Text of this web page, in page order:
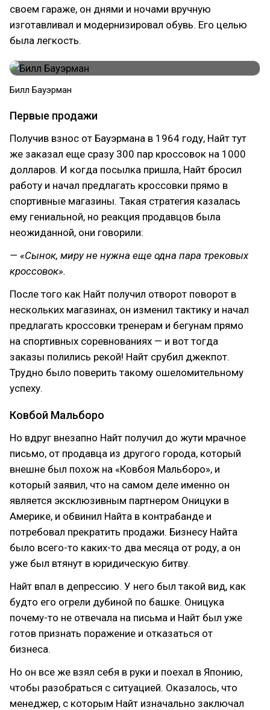
своем гараже, он днями и ночами вручную
изготавливал и модернизировал обувь. Его целью
была легкость.
Билл Бауэрман
Первые продажи
Получив взнос от Бауэрмана в 1964 году, Найт тут
же заказал еще сразу 300 пар кроссовок на 1000
долларов. И когда посылка пришла, Найт бросил
работу и начал предлагать кроссовки прямо в
спортивные магазины. Такая стратегия казалась
ему гениальной, но реакция продавцов была
неожиданной, они говорили:
— «Сынок, миру не нужна еще одна пара трековых
кроссовок».
После того как Найт получил отворот поворот в
нескольких магазинах, он изменил тактику и начал
предлагать кроссовки тренерам и бегунам прямо
на спортивных соревнованиях — и вот тогда
заказы полились рекой! Найт срубил джекпот.
Трудно было поверить такому ошеломительному
успеху.
Ковбой Мальборо
Но вдруг внезапно Найт получил до жути мрачное
письмо, от продавца из другого города, который
внешне был похож на «Ковбоя Мальборо», и
который заявил, что на самом деле именно он
является эксклюзивным партнером Оницуки в
Америке, и обвинил Найта в контрабанде и
потребовал прекратить продажи. Бизнесу Найта
было всего-то каких-то два месяца от роду, а он
уже был втянут в юридическую битву.
Найт впал в депрессию. У него был такой вид, как
будто его огрели дубиной по башке. Оницука
почему-то не отвечала на письма и Найт был уже
готов признать поражение и отказаться от
бизнеса.
Но он все же взял себя в руки и поехал в Японию,
чтобы разобраться с ситуацией. Оказалось, что
менеджер, с которым Найт изначально заключал